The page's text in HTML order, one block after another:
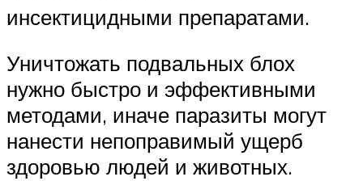
инсектицидными препаратами.
Уничтожать подвальных блох
нужно быстро и эффективными
методами, иначе паразиты могут
нанести непоправимый ущерб
здоровью людей и животных.